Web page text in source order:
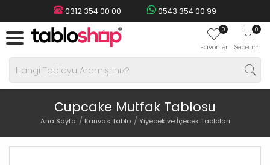
0312 354 00 00 0543 354 00 99
0
Favoriler
0
Sepetim
Cupcake Mutfak Tablosu
Ana Sayfa Kanvas Tablo Yiyecek ve İçecek Tabloları